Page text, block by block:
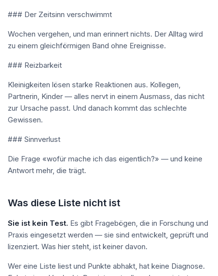
### Der Zeitsinn verschwimmt
Wochen vergehen, und man erinnert nichts. Der Alltag wird
zu einem gleichförmigen Band ohne Ereignisse.
### Reizbarkeit
Kleinigkeiten lösen starke Reaktionen aus. Kollegen,
Partnerin, Kinder — alles nervt in einem Ausmass, das nicht
zur Ursache passt. Und danach kommt das schlechte
Gewissen.
### Sinnverlust
Die Frage «wofür mache ich das eigentlich?» — und keine
Antwort mehr, die trägt.
Was diese Liste nicht ist
Sie ist kein Test. Es gibt Fragebögen, die in Forschung und
Praxis eingesetzt werden — sie sind entwickelt, geprüft und
lizenziert. Was hier steht, ist keiner davon.
Wer eine Liste liest und Punkte abhakt, hat keine Diagnose.